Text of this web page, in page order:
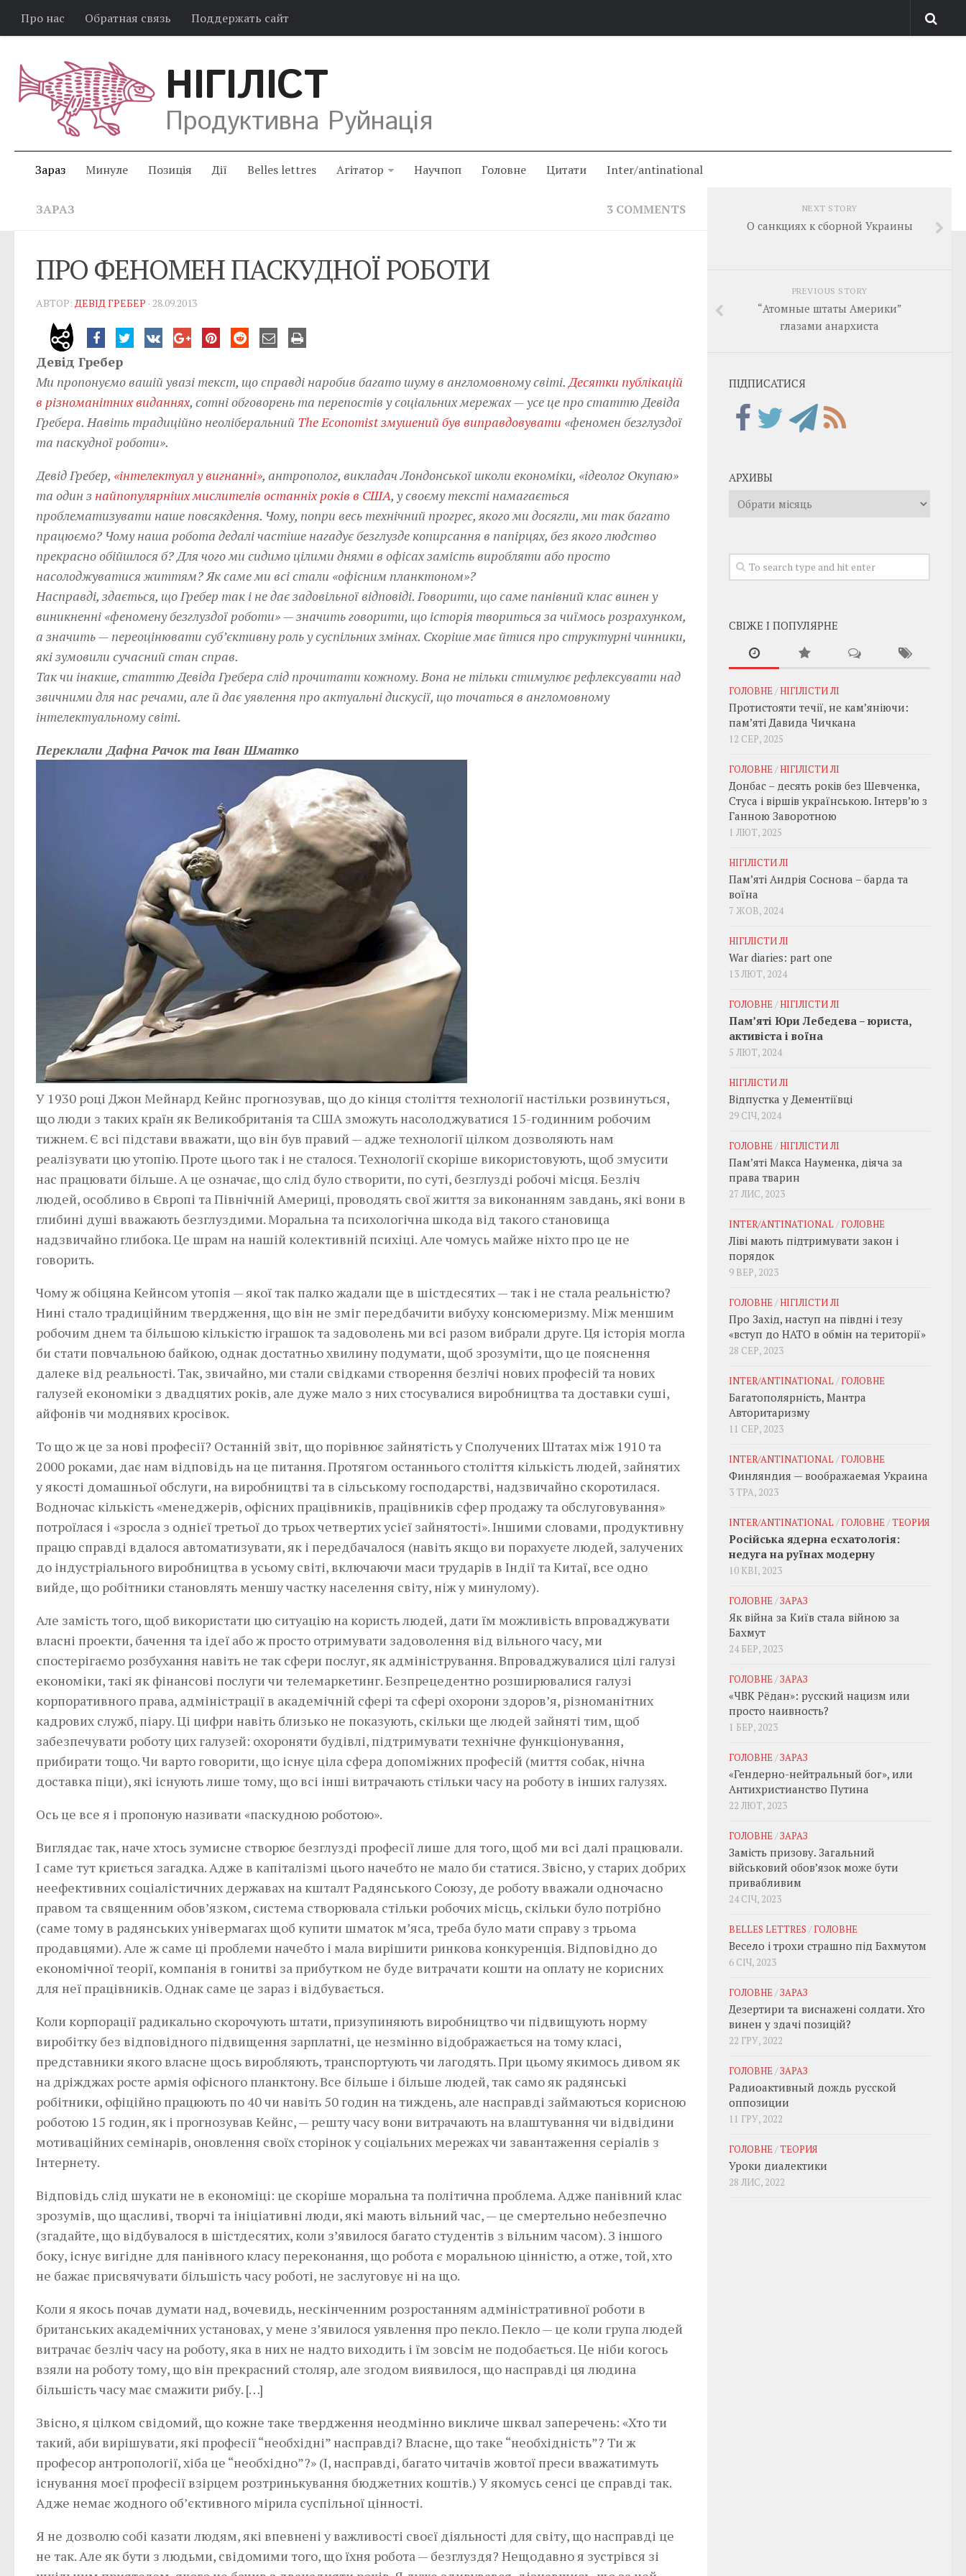
Про нас Обратная связь Поддержать сайт
НІГІЛІСТ
Продуктивна Руйнація
Зараз Минуле Позиція Дії Belles lettres Агітатор Научпоп Головне Цитати Inter/antinational
ЗАРАЗ 3 COMMENTS
ПРО ФЕНОМЕН ПАСКУДНОЇ РОБОТИ
АВТОР: ДЕВІД ГРЕБЕР · 28.09.2013
Девід Гребер
Ми пропонуємо вашій увазі текст, що справді наробив багато шуму в англомовному світі.Десятки публікацій
в різноманітних виданнях, сотні обговорень та перепостів у соціальних мережах — усе це про статтю Девіда
Гребера. Навіть традиційно неоліберальний The Economist змушений був виправдовувати «феномен безглуздої
та паскудної роботи».
Девід Гребер, «інтелектуал у вигнанні», антрополог, викладач Лондонської школи економіки, «ідеолог Окупаю»
та один з найпопулярнішх мислителів останніх років в США, у своєму тексті намагається
проблематизувати наше повсякдення. Чому, попри весь технічний прогрес, якого ми досягли, ми так багато
працюємо? Чому наша робота дедалі частіше нагадує безглузде копирсання в папірцях, без якого людство
прекрасно обійшлося б? Для чого ми сидимо цілими днями в офісах замість виробляти або просто
насолоджуватися життям? Як саме ми всі стали «офісним планктоном»?
Насправді, здається, що Гребер так і не дає задовільної відповіді. Говорити, що саме панівний клас винен у
виникненні «феномену безглуздої роботи» — значить говорити, що історія твориться за чиїмось розрахунком,
а значить — переоцінювати суб’єктивну роль у суспільних змінах. Скоріше має йтися про структурні чинники,
які зумовили сучасний стан справ.
Так чи інакше, статтю Девіда Гребера слід прочитати кожному. Вона не тільки стимулює рефлексувати над
звичними для нас речами, але й дає уявлення про актуальні дискусії, що точаться в англомовному
інтелектуальному світі.
Переклали Дафна Рачок та Іван Шматко
У 1930 році Джон Мейнард Кейнс прогнозував, що до кінця століття технології настільки розвинуться,
що люди з таких країн як Великобританія та США зможуть насолоджуватися 15-годинним робочим
тижнем. Є всі підстави вважати, що він був правий — адже технології цілком дозволяють нам
реалізувати цю утопію. Проте цього так і не сталося. Технології скоріше використовують, щоб змусити
нас працювати більше. А це означає, що слід було створити, по суті, безглузді робочі місця. Безліч
людей, особливо в Європі та Північній Америці, проводять свої життя за виконанням завдань, які вони в
глибині душі вважають безглуздими. Моральна та психологічна шкода від такого становища
надзвичайно глибока. Це шрам на нашій колективній психіці. Але чомусь майже ніхто про це не
говорить.
Чому ж обіцяна Кейнсом утопія — якої так палко жадали ще в шістдесятих — так і не стала реальністю?
Нині стало традиційним твердження, що він не зміг передбачити вибуху консюмеризму. Між меншим
робочим днем та більшою кількістю іграшок та задоволень ми всі разом вибрали друге. Ця історія могла
би стати повчальною байкою, однак достатньо хвилину подумати, щоб зрозуміти, що це пояснення
далеке від реальності. Так, звичайно, ми стали свідками створення безлічі нових професій та нових
галузей економіки з двадцятих років, але дуже мало з них стосувалися виробництва та доставки суші,
айфонів чи моднявих кросівок.
То що ж це за нові професії? Останній звіт, що порівнює зайнятість у Сполучених Штатах між 1910 та
2000 роками, дає нам відповідь на це питання. Протягом останнього століття кількість людей, зайнятих
у якості домашньої обслуги, на виробництві та в сільському господарстві, надзвичайно скоротилася.
Водночас кількість «менеджерів, офісних працівників, працівників сфер продажу та обслуговування»
потроїлася і «зросла з однієї третьої до трьох четвертих усієї зайнятості». Іншими словами, продуктивну
працю справді вдалося автоматизувати, як і передбачалося (навіть якщо ви порахуєте людей, залучених
до індустріального виробництва в усьому світі, включаючи маси трударів в Індії та Китаї, все одно
вийде, що робітники становлять меншу частку населення світу, ніж у минулому).
Але замість того, щоб використати цю ситуацію на користь людей, дати їм можливість впроваджувати
власні проекти, бачення та ідеї або ж просто отримувати задоволення від вільного часу, ми
спостерігаємо розбухання навіть не так сфери послуг, як адміністрування. Впроваджувалися цілі галузі
економіки, такі як фінансові послуги чи телемаркетинг. Безпрецедентно розширювалися галузі
корпоративного права, адміністрації в академічній сфері та сфері охорони здоров’я, різноманітних
кадрових служб, піару. Ці цифри навіть близько не показують, скільки ще людей зайняті тим, щоб
забезпечувати роботу цих галузей: охороняти будівлі, підтримувати технічне функціонування,
прибирати тощо. Чи варто говорити, що існує ціла сфера допоміжних професій (миття собак, нічна
доставка піци), які існують лише тому, що всі інші витрачають стільки часу на роботу в інших галузях.
Ось це все я і пропоную називати «паскудною роботою».
Виглядає так, наче хтось зумисне створює безглузді професії лише для того, щоб ми всі далі працювали.
І саме тут криється загадка. Адже в капіталізмі цього начебто не мало би статися. Звісно, у старих добрих
неефективних соціалістичних державах на кшталт Радянського Союзу, де роботу вважали одночасно
правом та священним обов’язком, система створювала стільки робочих місць, скільки було потрібно
(саме тому в радянських універмагах щоб купити шматок м’яса, треба було мати справу з трьома
продавцями). Але ж саме ці проблеми начебто і мала вирішити ринкова конкуренція. Відповідно до
економічної теорії, компанія в гонитві за прибутком не буде витрачати кошти на оплату не корисних
для неї працівників. Однак саме це зараз і відбувається.
Коли корпорації радикально скорочують штати, призупиняють виробництво чи підвищують норму
виробітку без відповідного підвищення зарплатні, це незмінно відображається на тому класі,
представники якого власне щось виробляють, транспортують чи лагодять. При цьому якимось дивом як
на дріжджах росте армія офісного планктону. Все більше і більше людей, так само як радянські
робітники, офіційно працюють по 40 чи навіть 50 годин на тиждень, але насправді займаються корисною
роботою 15 годин, як і прогнозував Кейнс, — решту часу вони витрачають на влаштування чи відвідини
мотиваційних семінарів, оновлення своїх сторінок у соціальних мережах чи завантаження серіалів з
Інтернету.
Відповідь слід шукати не в економіці: це скоріше моральна та політична проблема. Адже панівний клас
зрозумів, що щасливі, творчі та ініціативні люди, які мають вільний час, — це смертельно небезпечно
(згадайте, що відбувалося в шістдесятих, коли з’явилося багато студентів з вільним часом). З іншого
боку, існує вигідне для панівного класу переконання, що робота є моральною цінністю, а отже, той, хто
не бажає присвячувати більшість часу роботі, не заслуговує ні на що.
Коли я якось почав думати над, вочевидь, нескінченним розростанням адміністративної роботи в
британських академічних установах, у мене з’явилося уявлення про пекло. Пекло — це коли група людей
витрачає безліч часу на роботу, яка в них не надто виходить і їм зовсім не подобається. Це ніби когось
взяли на роботу тому, що він прекрасний столяр, але згодом виявилося, що насправді ця людина
більшість часу має смажити рибу. […]
Звісно, я цілком свідомий, що кожне таке твердження неодмінно викличе шквал заперечень: «Хто ти
такий, аби вирішувати, які професії “необхідні” насправді? Власне, що таке “необхідність”? Ти ж
професор антропології, хіба це “необхідно”?» (І, насправді, багато читачів жовтої преси вважатимуть
існування моєї професії взірцем розтринькування бюджетних коштів.) У якомусь сенсі це справді так.
Адже немає жодного об’єктивного мірила суспільної цінності.
Я не дозволю собі казати людям, які впевнені у важливості своєї діяльності для світу, що насправді це
не так. Але як бути з людьми, свідомими того, що їхня робота — безглуздя? Нещодавно я зустрівся зі
NEXT STORY
О санкциях к сборной Украины
PREVIOUS STORY
“Атомные штаты Америки”
глазами анархиста
ПІДПИСАТИСЯ
АРХИВЫ
Архивы
СВІЖЕ І ПОПУЛЯРНЕ
ГОЛОВНЕ/НІГІЛІСТИ ЛІ
Протистояти течії, не кам’яніючи:
пам’яті Давида Чичкана
12 СЕР, 2025
ГОЛОВНЕ/НІГІЛІСТИ ЛІ
Донбас – десять років без Шевченка,
Стуса і віршів українською. Інтерв’ю з
Ганною Заворотною
1 ЛЮТ, 2025
НІГІЛІСТИ ЛІ
Пам’яті Андрія Соснова – барда та
воїна
7 ЖОВ, 2024
НІГІЛІСТИ ЛІ
War diaries: part one
13 ЛЮТ, 2024
ГОЛОВНЕ/НІГІЛІСТИ ЛІ
Пам’яті Юри Лебедева – юриста,
активіста і воїна
5 ЛЮТ, 2024
НІГІЛІСТИ ЛІ
Відпустка у Дементіївці
29 СІЧ, 2024
ГОЛОВНЕ/НІГІЛІСТИ ЛІ
Пам’яті Макса Науменка, діяча за
права тварин
27 ЛИС, 2023
INTER/ANTINATIONAL/ГОЛОВНЕ
Ліві мають підтримувати закон і
порядок
9 ВЕР, 2023
ГОЛОВНЕ/НІГІЛІСТИ ЛІ
Про Захід, наступ на півдні і тезу
«вступ до НАТО в обмін на території»
28 СЕР, 2023
INTER/ANTINATIONAL/ГОЛОВНЕ
Багатополярність, Мантра
Авторитаризму
11 СЕР, 2023
INTER/ANTINATIONAL/ГОЛОВНЕ
Финляндия — воображаемая Украина
3 ТРА, 2023
INTER/ANTINATIONAL/ГОЛОВНЕ/ТЕОРИЯ
Російська ядерна есхатологія:
недуга на руїнах модерну
10 КВІ, 2023
ГОЛОВНЕ/ЗАРАЗ
Як війна за Київ стала війною за
Бахмут
24 БЕР, 2023
ГОЛОВНЕ/ЗАРАЗ
«ЧВК Рёдан»: русский нацизм или
просто наивность?
1 БЕР, 2023
ГОЛОВНЕ/ЗАРАЗ
«Гендерно-нейтральный бог», или
Антихристианство Путина
22 ЛЮТ, 2023
ГОЛОВНЕ/ЗАРАЗ
Замість призову. Загальний
військовий обовʼязок може бути
привабливим
24 СІЧ, 2023
BELLES LETTRES /ГОЛОВНЕ
Весело і трохи страшно під Бахмутом
6 СІЧ, 2023
ГОЛОВНЕ/ЗАРАЗ
Дезертири та виснажені солдати. Хто
винен у здачі позицій?
22 ГРУ, 2022
ГОЛОВНЕ/ЗАРАЗ
Радиоактивный дождь русской
оппозиции
11 ГРУ, 2022
ГОЛОВНЕ/ТЕОРИЯ
Уроки диалектики
28 ЛИС, 2022